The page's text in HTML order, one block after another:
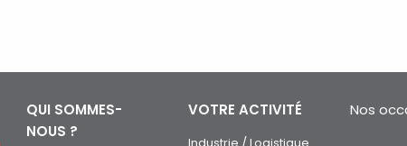
QUI SOMMES-
NOUS ?
VOTRE ACTIVITÉ Nos